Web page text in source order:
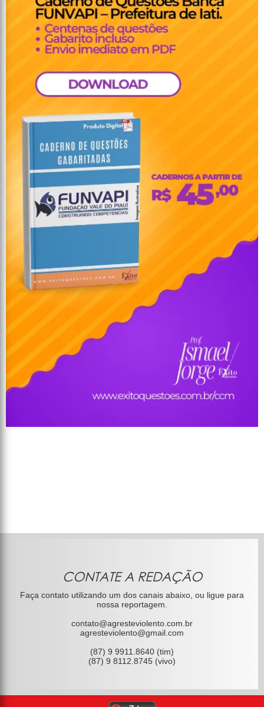
CONTATE A REDAÇÃO
Faça contato utilizando um dos canais abaixo, ou ligue para
nossa reportagem.
contato@agresteviolento.com.br
agresteviolento@gmail.com
(87) 9 9911.8640 (tim)
(87) 9 8112.8745 (vivo)